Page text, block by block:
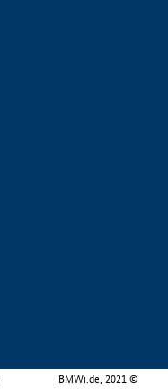
BMWi.de, 2021 ©